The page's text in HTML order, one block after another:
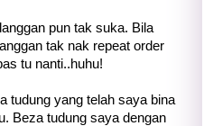
pun tak suka. Bila
tak nak repeat order
tu nanti..huhu!
tudung yang telah saya bina
Beza tudung saya dengan